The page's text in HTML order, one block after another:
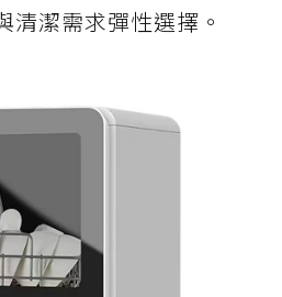
清潔需求彈性選擇。